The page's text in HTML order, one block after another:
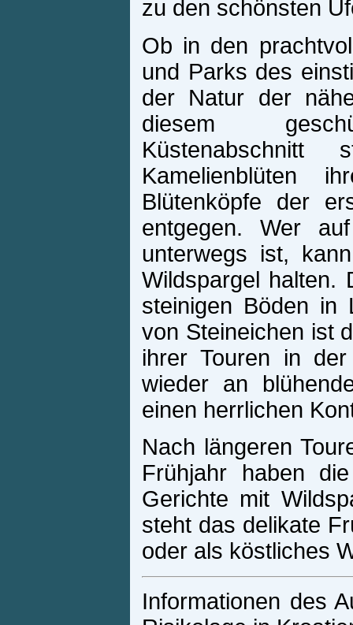
zu den schönsten
Ob in den
und Parks des
der Natur der
diesem
Küstenabschnitt
Kamelienblüten
Blütenköpfe der
entgegen. Wer
unterwegs ist,
Wildspargel halten.
steinigen Böden in
von Steineichen ist
ihrer Touren in
wieder an
einen herrlichen
Nach längeren
Frühjahr haben
Gerichte mit
steht das delikate
oder als köstliches
Informationen des